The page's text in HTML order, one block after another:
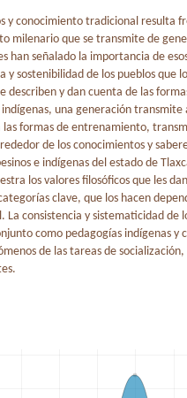
y conocimiento tradicional resulta
milenario que se transmite de
han señalado la importancia de
y sostenibilidad de los pueblos que
y dan cuenta de las
una generación transmite
formas de entrenamiento,
de los conocimientos y
e indígenas del estado de
los valores filosóficos que les
clave, que los hacen
consistencia y sistematicidad de
como pedagogías indígenas y
de las tareas de